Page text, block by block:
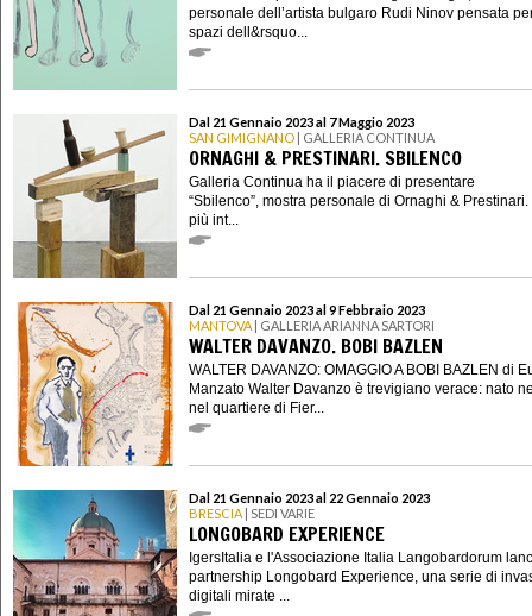
personale dell’artista bulgaro Rudi Ninov pensata
spazi dell&rsquo...
Dal 21 Gennaio 2023 al 7 Maggio 2023
SAN GIMIGNANO | GALLERIA CONTINUA
ORNAGHI & PRESTINARI. SBILENCO
Galleria Continua ha il piacere di presentare
“Sbilenco”, mostra personale di Ornaghi & Prestinari.
più int...
Dal 21 Gennaio 2023 al 9 Febbraio 2023
MANTOVA | GALLERIA ARIANNA SARTORI
WALTER DAVANZO. BOBI BAZLEN
WALTER DAVANZO: OMAGGIO A BOBI BAZLEN di
Manzato Walter Davanzo è trevigiano verace: nato
nel quartiere di Fier...
Dal 21 Gennaio 2023 al 22 Gennaio 2023
BRESCIA | SEDI VARIE
LONGOBARD EXPERIENCE
IgersItalia e l'Associazione Italia Langobardorum
partnership Longobard Experience, una serie di
digitali mirate ...